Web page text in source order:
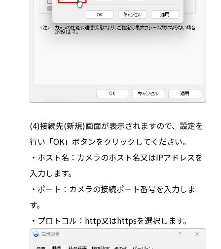
(4)接続先(新規)画面が表示されますので、設定を
行い「OK」ボタンをクリックしてください。
・ホスト名：カメラのホスト名又はIPアドレスを
入力します。
・ポート：カメラの接続ポート番号を入力しま
す。
・プロトコル：http又はhttpsを選択します。